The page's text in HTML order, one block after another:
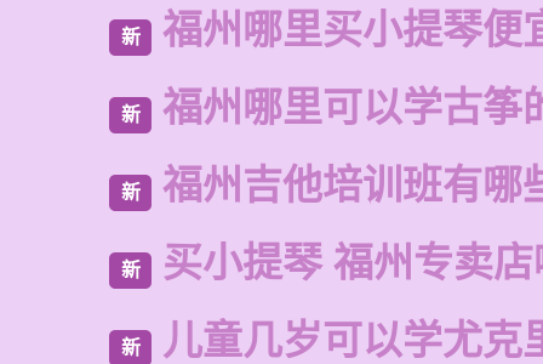
新 福州哪里买小提琴便
新 福州哪里可以学古筝
新 福州吉他培训班有哪
新 买小提琴 福州专卖
新 儿童几岁可以学尤克